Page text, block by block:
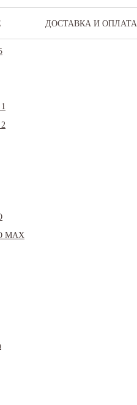
ДОСТАВКА И ОПЛАТА